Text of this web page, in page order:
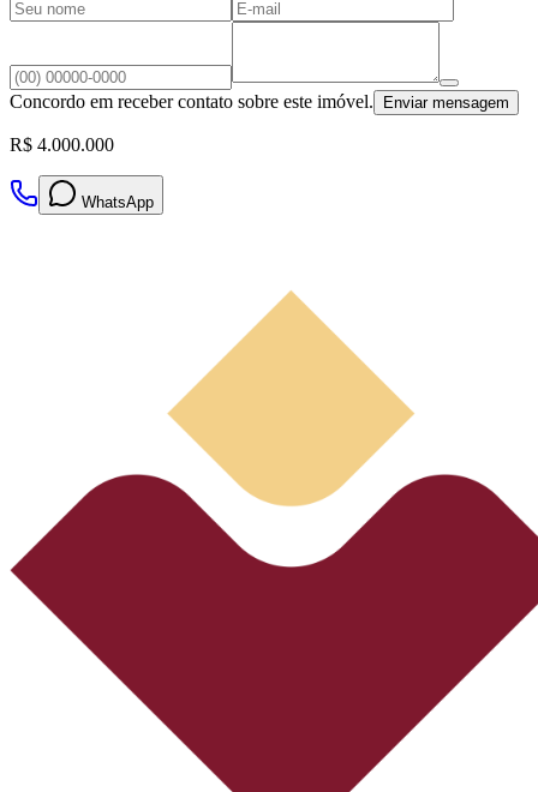
Concordo em receber contato sobre este imóvel. Enviar mensagem
R$ 4.000.000
WhatsApp